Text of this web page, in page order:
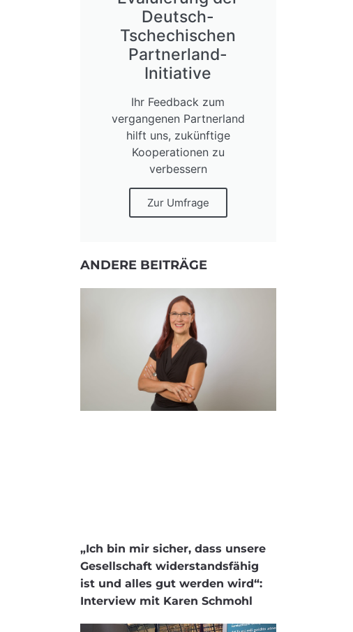
Deutsch-
Tschechischen
Partnerland-
Initiative
Ihr Feedback zum
vergangenen Partnerland
hilft uns, zukünftige
Kooperationen zu
verbessern
Zur Umfrage
ANDERE BEITRÄGE
„Ich bin mir sicher, dass unsere
Gesellschaft widerstandsfähig
ist und alles gut werden wird“:
Interview mit Karen Schmohl